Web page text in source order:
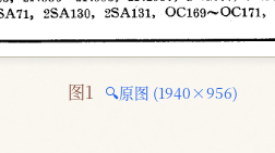
图1 🔍原图 (1940×956)